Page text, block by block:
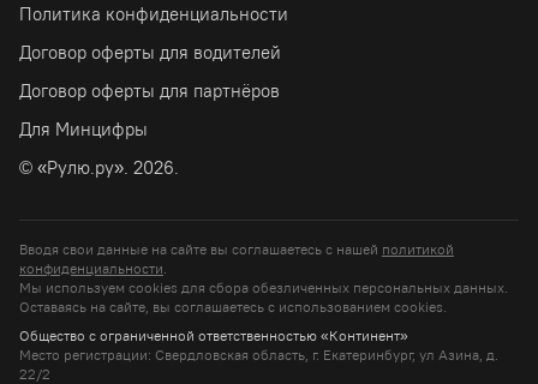
Политика конфиденциальности
Договор оферты для водителей
Договор оферты для партнёров
Для Минцифры
© «Рулю.ру». 2026.
Вводя свои данные на сайте вы соглашаетесь с нашей политикой
конфиденциальности
Мы используем cookies для сбора обезличенных персональных данных.
Оставаясь на сайте, вы соглашаетесь c использованием cookies.
Общество с ограниченной ответственностью «Континент»
Место регистрации: Свердловская область, г. Екатеринбург, ул Азина, д.
22/2